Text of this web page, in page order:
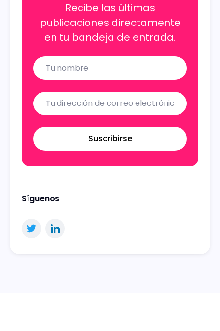
Recibe las últimas
publicaciones directamente
en tu bandeja de entrada.
Name
Email
Suscribirse
Síguenos